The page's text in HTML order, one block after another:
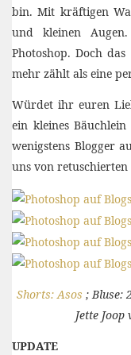
bin. Mit kräftigen
und kleinen
Photoshop. Doch
mehr zählt als eine
Würdet ihr euren
ein kleines
wenigstens Blogger
uns von retuschierten
Shorts: Asos ; Bluse:
Jette
UPDATE